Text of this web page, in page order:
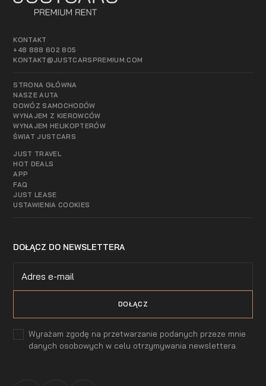
KONTAKT
+48 888 602 805
KONTAKT@JUSTCARSPREMIUM.COM
STRONA GŁÓWNA
NASZE AUTA
DOWÓZ SAMOCHODÓW
WYNAJEM Z KIEROWCÓW
WYNAJEM HELIKOPTERÓW
ŚWIAT JUSTCARS
JUST TRAVEL
HOT DEALS
APP
FAQ
JUST LEASE
USTAWIENIA COOKIES
DOŁĄCZ DO NEWSLETTERA
Wyrażam zgodę na przetwarzanie podanych przeze mnie
danych osobowych w celu otrzymywania newslettera.